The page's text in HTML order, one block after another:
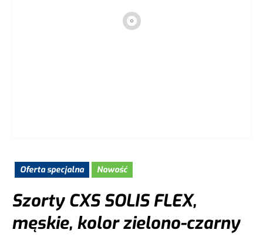
Oferta specjalna Nowość
Szorty CXS SOLIS FLEX,
męskie, kolor zielono-czarny